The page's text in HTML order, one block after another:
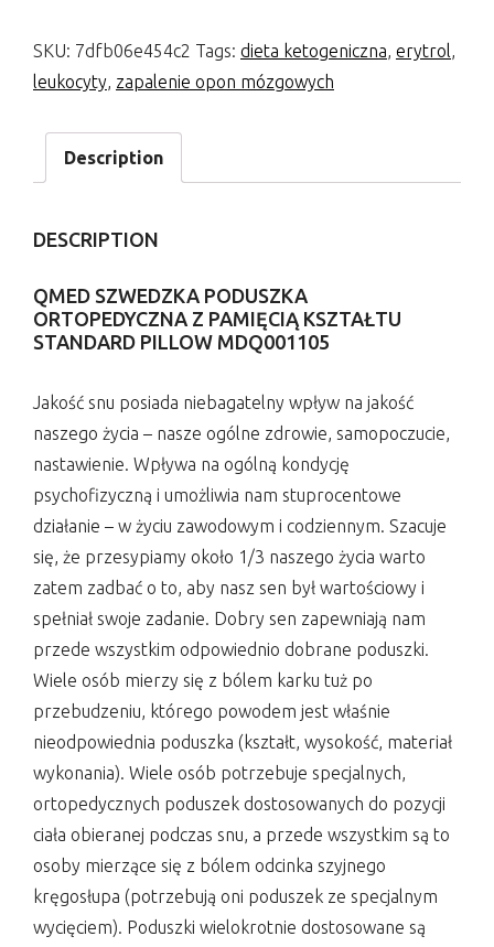
SKU: 7dfb06e454c2 Tags: dieta ketogeniczna, erytrol,
leukocyty, zapalenie opon mózgowych
Description
DESCRIPTION
QMED SZWEDZKA PODUSZKA
ORTOPEDYCZNA Z PAMIĘCIĄ KSZTAŁTU
STANDARD PILLOW MDQ001105
Jakość snu posiada niebagatelny wpływ na jakość
naszego życia – nasze ogólne zdrowie, samopoczucie,
nastawienie. Wpływa na ogólną kondycję
psychofizyczną i umożliwia nam stuprocentowe
działanie – w życiu zawodowym i codziennym. Szacuje
się, że przesypiamy około 1/3 naszego życia warto
zatem zadbać o to, aby nasz sen był wartościowy i
spełniał swoje zadanie. Dobry sen zapewniają nam
przede wszystkim odpowiednio dobrane poduszki.
Wiele osób mierzy się z bólem karku tuż po
przebudzeniu, którego powodem jest właśnie
nieodpowiednia poduszka (kształt, wysokość, materiał
wykonania). Wiele osób potrzebuje specjalnych,
ortopedycznych poduszek dostosowanych do pozycji
ciała obieranej podczas snu, a przede wszystkim są to
osoby mierzące się z bólem odcinka szyjnego
kręgosłupa (potrzebują oni poduszek ze specjalnym
wycięciem). Poduszki wielokrotnie dostosowane są